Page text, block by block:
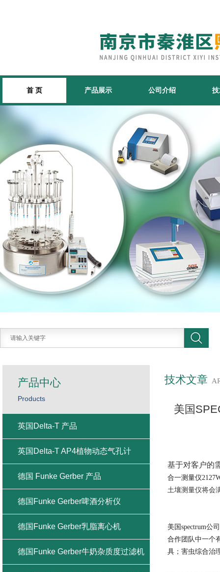
首 页 产品展示 公司介绍
技术文章
美国
基于对客户的
合一测量仪
土壤测量仪将会
美国spectrum公
合作团队中一个
具；害虫综合治
产品中心
Products
英国Delta-T 产品
英国Delta-T AP4植物动态气孔计
德国 Funke Gerber 产品
德国Funke Gerber啤酒分析仪
德国Funke Gerber乳脂离心机
德国Funke Gerber牛奶杂质度过滤机